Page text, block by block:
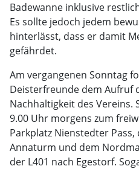
Badewanne inklusive
Es sollte jedoch jedem
hinterlässt, dass er damit
gefährdet.
Am vergangenen Sonntag
Deisterfreunde dem Aufruf
Nachhaltigkeit des Vereins.
9.00 Uhr morgens zum
Parkplatz Nienstedter
Annaturm und dem
der L401 nach Egestorf.